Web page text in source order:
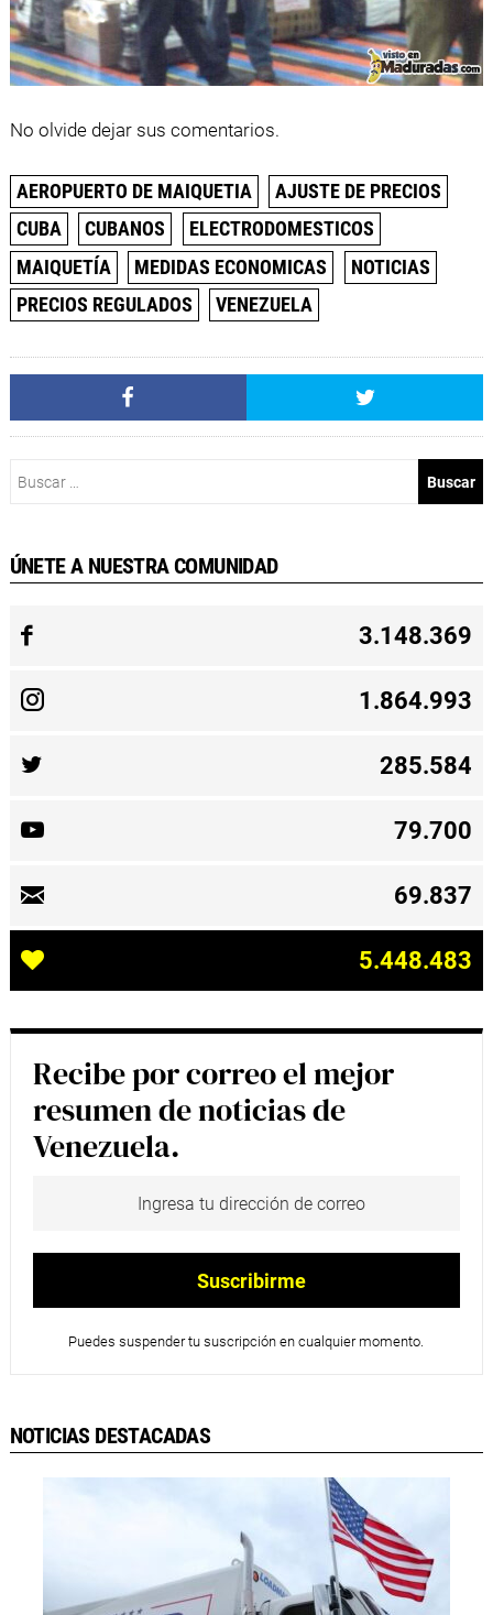
No olvide dejar sus comentarios.
AEROPUERTO DE MAIQUETIA
AJUSTE DE PRECIOS
CUBA
CUBANOS
ELECTRODOMESTICOS
MAIQUETÍA
MEDIDAS ECONOMICAS
NOTICIAS
PRECIOS REGULADOS
VENEZUELA
ÚNETE A NUESTRA COMUNIDAD
3.148.369
1.864.993
285.584
79.700
69.837
5.448.483
Recibe por correo el mejor
resumen de noticias de
Venezuela.
Puedes suspender tu suscripción en cualquier momento.
NOTICIAS DESTACADAS